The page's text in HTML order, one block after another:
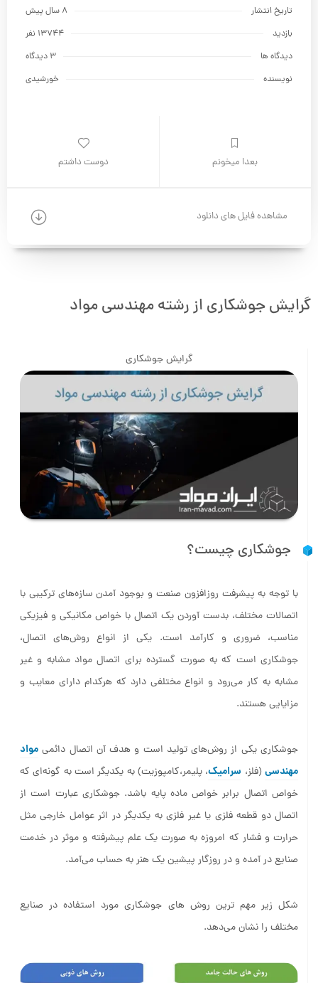
تاریخ انتشار
8 سال پیش
بازدید
13744 نفر
دیدگاه ها
3 دیدگاه
نویسنده
خورشیدی
بعدا میخونم دوست داشتم
مشاهده فایل های دانلود
گرایش جوشکاری از رشته مهندسی مواد
گرایش جوشکاری
جوشکاری چیست؟
با توجه به پیشرفت روزافزون صنعت و بوجود آمدن سازه‌های ترکیبی با
اتصالات مختلف، بدست آوردن یک اتصال با خواص مکانیکی و فیزیکی
مناسب، ضروری و کارآمد است. یکی از انواع روش‌های اتصال،
جوشکاری است که به صورت گسترده برای اتصال مواد مشابه و غیر
مشابه به کار می‌رود و انواع مختلفی دارد که هرکدام دارای معایب و
مزایایی هستند.
جوشکاری یکی از روش‌های تولید است و هدف آن اتصال دائمی مواد
مهندسی(فلز، سرامیک، پلیمر،کامپوزیت) به یکدیگر است به گونه‌ای که
خواص اتصال برابر خواص ماده پایه باشد. جوشکاری عبارت است از
اتصال دو قطعه فلزی یا غیر فلزی به یکدیگر در اثر عوامل خارجی مثل
حرارت و فشار که امروزه به صورت یک علم پیشرفته و موثر در خدمت
صنایع در آمده و در روزگار پیشین یک هنر به حساب می‌آمد.
شکل زیر مهم ترین روش های جوشکاری مورد استفاده در صنایع
مختلف را نشان می‌دهد.